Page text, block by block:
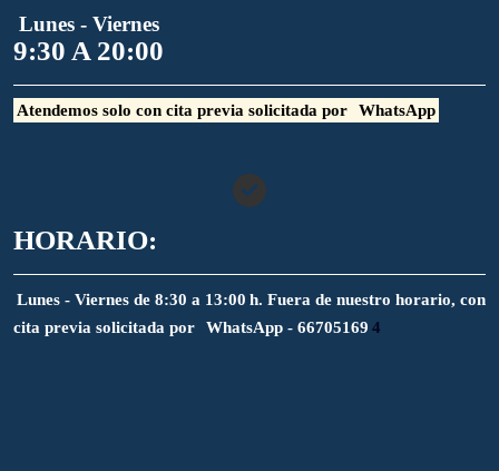
Lunes - Viernes
9:30 A 20:00
Atendemos solo con cita previa solicitada por WhatsApp
HORARIO:
Lunes - Viernes de 8:30 a 13:00 h. Fuera de nuestro horario, con
cita previa solicitada por
WhatsApp - 66705169 4